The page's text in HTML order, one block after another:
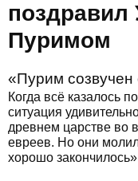
поздравил
Пуримом
«Пурим
Когда всё казалось
ситуация
древнем царстве во
евреев. Но они
хорошо